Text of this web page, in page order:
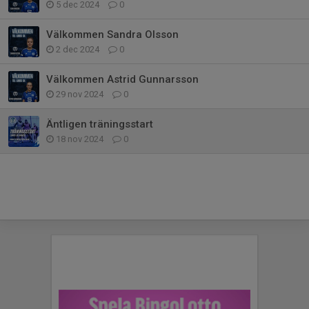
5 dec 2024 0
Välkommen Sandra Olsson
2 dec 2024 0
Välkommen Astrid Gunnarsson
29 nov 2024 0
Äntligen träningsstart
18 nov 2024 0